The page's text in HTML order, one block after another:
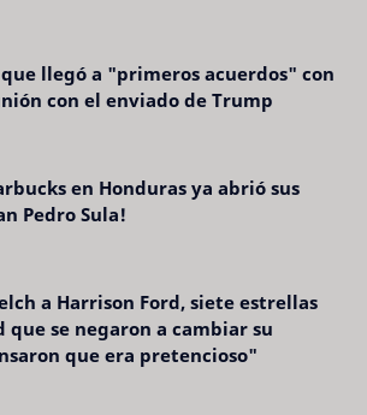
llegó a "primeros acuerdos" con
con el enviado de Trump
en Honduras ya abrió sus
Pedro Sula!
a Harrison Ford, siete estrellas
que se negaron a cambiar su
que era pretencioso"